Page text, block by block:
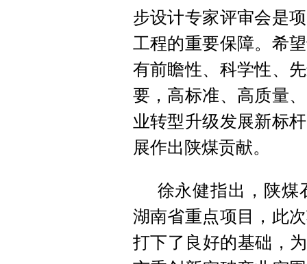
步设计专家评审会是
工程的重要保障。希
有前瞻性、科学性、
要，高标准、高质量
业转型升级发展新标
展作出陕煤贡献。
徐永健指出，陕煤
湖南省重点项目，此
打下了良好的基础，